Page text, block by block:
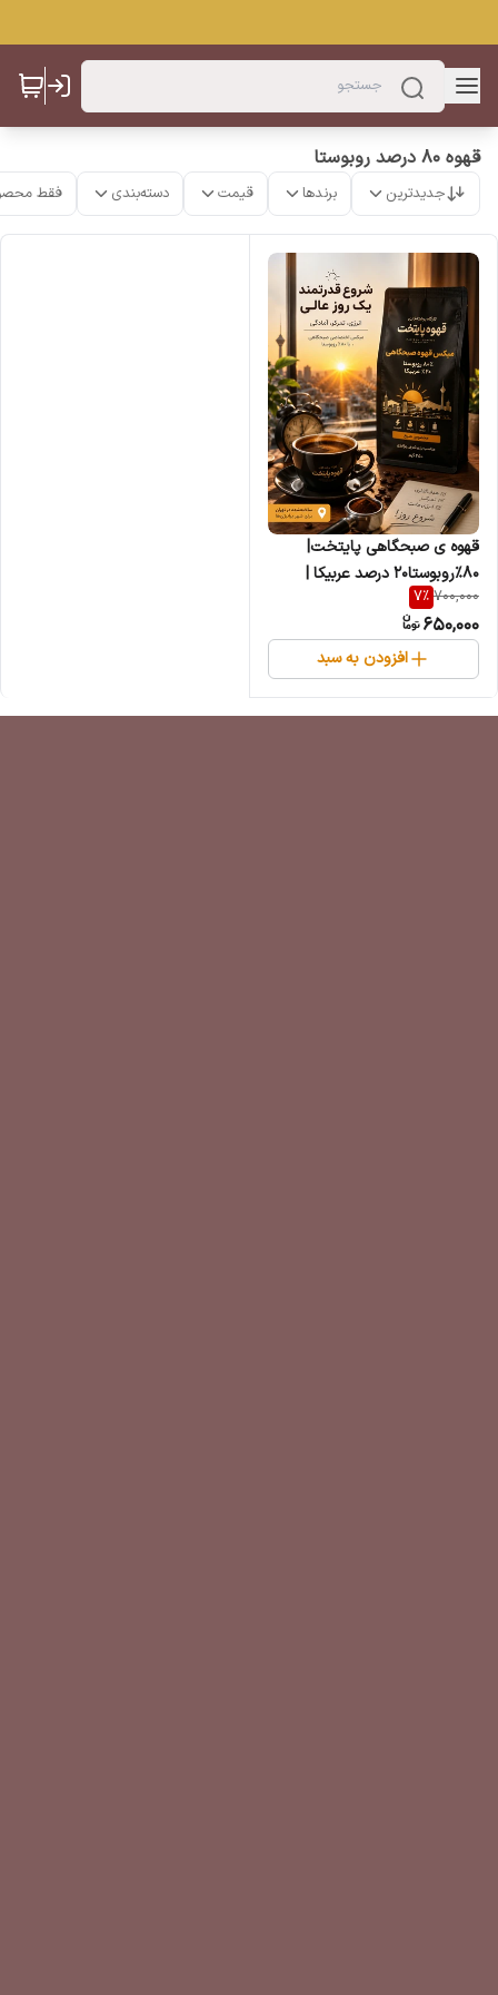
قهوه ۸۰ درصد روبوستا
جدیدترین برندها قیمت دسته‌بندی فقط
قهوه ی صبحگاهی پایتخت|
۸۰٪روبوستا۲۰ درصد عربیکا |
ترکیب انرژی بخش با طعم خاص
700,000
7%
650,000
افزودن به سبد